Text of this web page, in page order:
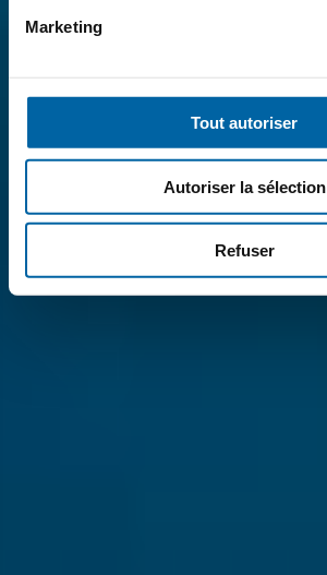
Marketing
Tout autoriser
Autoriser la sélection
Refuser